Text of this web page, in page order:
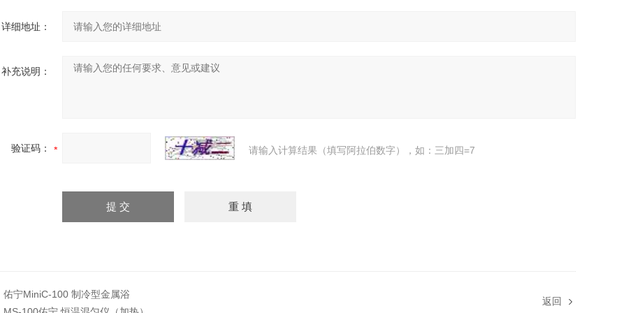
详细地址：
补充说明：
验证码： 请输入计算结果（填写阿拉伯数字），如：三加四=7
佑宁MiniC-100 制冷型金属浴
返回